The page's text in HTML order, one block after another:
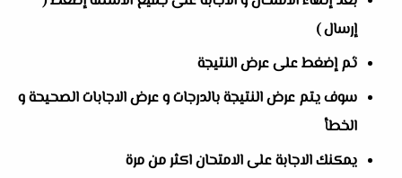
إرسال )
ثم إضغط على عرض النتيجة
سوف يتم عرض النتيجة بالدرجات و عرض الاجابات الصحيحة و
الخطأ
يمكنك الاجابة على الامتحان اكثر من مرة